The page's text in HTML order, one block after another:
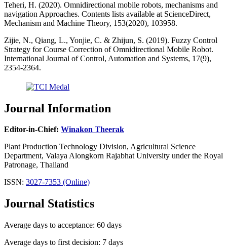
Teheri, H. (2020). Omnidirectional mobile robots, mechanisms and
navigation Approaches. Contents lists available at ScienceDirect,
Mechanism and Machine Theory, 153(2020), 103958.
Zijie, N., Qiang, L., Yonjie, C. & Zhijun, S. (2019). Fuzzy Control
Strategy for Course Correction of Omnidirectional Mobile Robot.
International Journal of Control, Automation and Systems, 17(9),
2354-2364.
Journal Information
Editor-in-Chief: Winakon Theerak
Plant Production Technology Division, Agricultural Science
Department, Valaya Alongkorn Rajabhat University under the Royal
Patronage, Thailand
ISSN: 3027-7353 (Online)
Journal Statistics
Average days to acceptance: 60 days
Average days to first decision: 7 days